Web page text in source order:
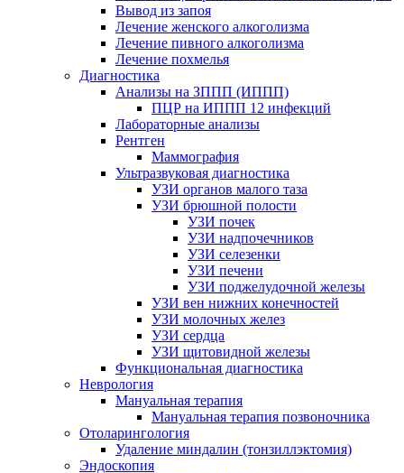
Вывод из запоя
Лечение женского алкоголизма
Лечение пивного алкоголизма
Лечение похмелья
Диагностика
Анализы на ЗППП (ИППП)
ПЦР на ИППП 12 инфекций
Лабораторные анализы
Рентген
Маммография
Ультразвуковая диагностика
УЗИ органов малого таза
УЗИ брюшной полости
УЗИ почек
УЗИ надпочечников
УЗИ селезенки
УЗИ печени
УЗИ поджелудочной железы
УЗИ вен нижних конечностей
УЗИ молочных желез
УЗИ сердца
УЗИ щитовидной железы
Функциональная диагностика
Неврология
Мануальная терапия
Мануальная терапия позвоночника
Отоларингология
Удаление миндалин (тонзиллэктомия)
Эндоскопия